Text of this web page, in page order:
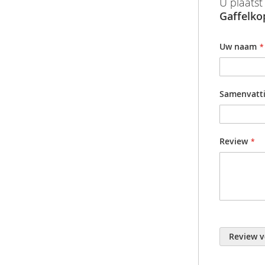
afbeeldingen-
gallerij
informatie
Uw naam
Review
Review